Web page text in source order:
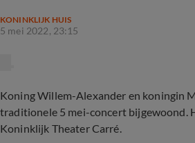
KONINKLIJK HUIS
5 mei 2022, 23:15
Koning Willem-Alexander en koningin
traditionele 5 mei-concert bijgewoond.
Koninklijk Theater Carré.